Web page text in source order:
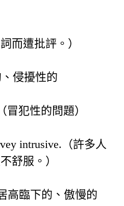
而遭批評。）
侵擾性的
冒犯性的問題）
intrusive.（許多人
舒服。）
高臨下的、傲慢的